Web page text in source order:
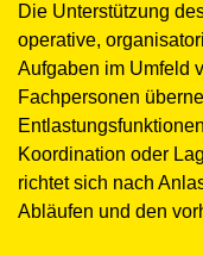
Die Unterstützung
operative,
Aufgaben im Umfeld
Fachpersonen
Koordination oder
richtet sich nach
Abläufen und den